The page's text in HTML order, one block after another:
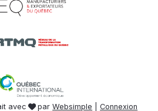
avec parWebsimple |Connexion